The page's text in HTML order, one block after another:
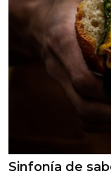
Sinfonía de